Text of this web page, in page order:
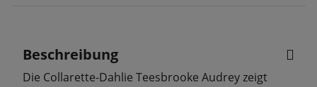
Beschreibung
Die Collarette-Dahlie Teesbrooke Audrey zeigt